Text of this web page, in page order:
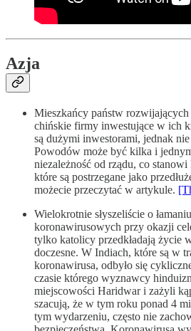
Azja
Mieszkańcy państw rozwijających
chińskie firmy inwestujące w ich
są dużymi inwestorami, jednak
Powodów może być kilka i
niezależność od rządu, co
które są postrzegane jako
możecie przeczytać w artykule.
Wielokrotnie słyszeliście o
koronawirusowych przy okazji
tylko katolicy przedkładają życie
doczesne. W Indiach, które są w
koronawirusa, odbyło się
czasie którego wyznawcy
miejscowości Haridwar i zażyli
szacują, że w tym roku ponad 4
tym wydarzeniu, często nie